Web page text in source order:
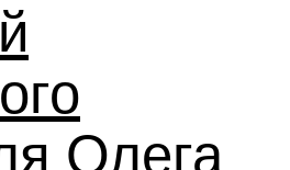
Олега